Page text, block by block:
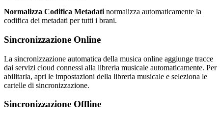
Normalizza Codifica Metadati normalizza automaticamente la
codifica dei metadati per tutti i brani.
Sincronizzazione Online
La sincronizzazione automatica della musica online aggiunge tracce
dai servizi cloud connessi alla libreria musicale automaticamente. Per
abilitarla, apri le impostazioni della libreria musicale e seleziona le
cartelle di sincronizzazione.
Sincronizzazione Offline